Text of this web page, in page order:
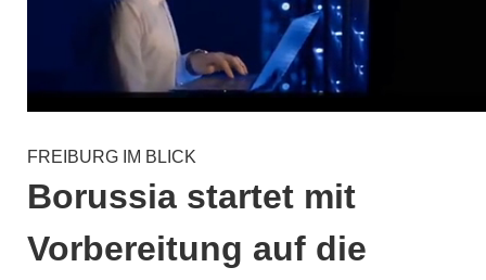
FREIBURG IM BLICK
Borussia startet mit
Vorbereitung auf die